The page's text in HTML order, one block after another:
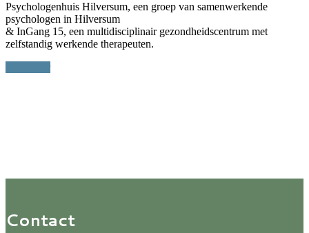
Psychologenhuis Hilversum, een groep van samenwerkende
psychologen in Hilversum
& InGang 15, een multidisciplinair gezondheidscentrum met
zelfstandig werkende therapeuten.
Contact